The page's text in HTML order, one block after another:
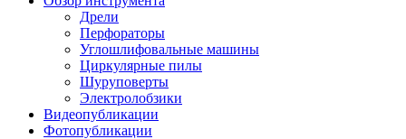
Дрели
Перфораторы
Углошлифовальные машины
Циркулярные пилы
Шуруповерты
Электролобзики
Видеопубликации
Фотопубликации